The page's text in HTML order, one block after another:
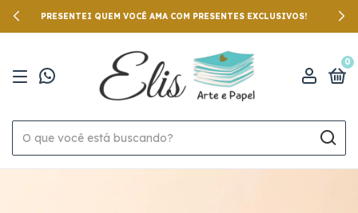
PRESENTEI QUEM VOCÊ AMA COM PRESENTES EXCLUSIVOS!
0